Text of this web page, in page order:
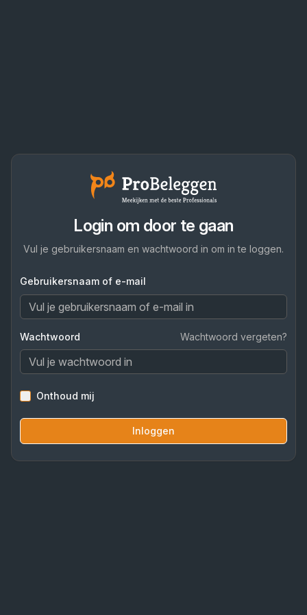
Login om door te gaan
Vul je gebruikersnaam en wachtwoord in om in te loggen.
Gebruikersnaam of e-mail
Wachtwoord Wachtwoord vergeten?
Onthoud mij
Inloggen